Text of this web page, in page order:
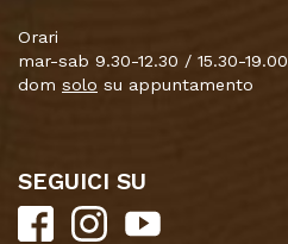
Orari
mar-sab 9.30-12.30 / 15.30-19.00
dom solo su appuntamento
SEGUICI SU